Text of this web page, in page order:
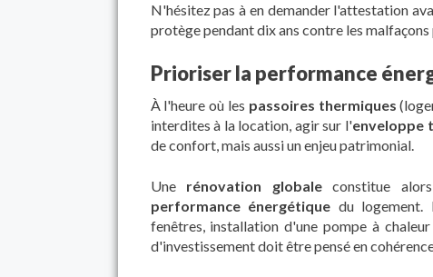
N'hésitez pas à en demander l'attestation
protège pendant dix ans contre les
Prioriser la performance
À l'heure où les passoires thermiques
interdites à la location, agir sur l'enveloppe
de confort, mais aussi un enjeu patrimonial.
Une rénovation globaleconstitue alors
performance énergétique du logement.
fenêtres, installation d'une pompe à
d'investissement doit être pensé en